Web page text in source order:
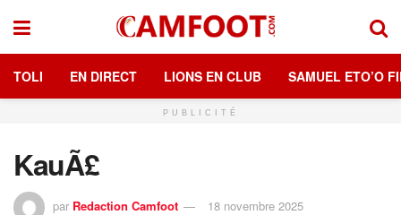
TOLI EN DIRECT LIONS EN CLUB SAMUEL ETO’O
PUBLICITÉ
KauÃ£
par Redaction Camfoot 18 novembre 2025